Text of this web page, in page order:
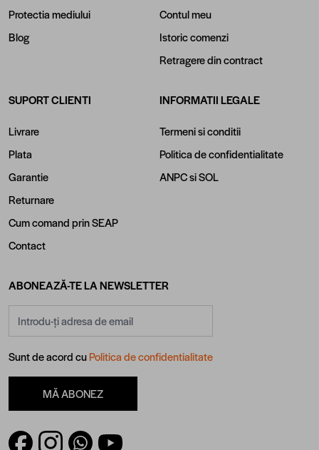
Protectia mediului
Blog
Contul meu
Istoric comenzi
Retragere din contract
SUPORT CLIENTI
Livrare
Plata
Garantie
Returnare
Cum comand prin SEAP
Contact
INFORMATII LEGALE
Termeni si conditii
Politica de confidentialitate
ANPCsiSOL
ABONEAZĂ-TE LA NEWSLETTER
Sunt de acord cuPolitica de confidentialitate
MĂ ABONEZ